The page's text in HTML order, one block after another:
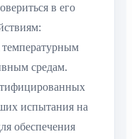
в его
температурным
средам.
испытания на
обеспечения